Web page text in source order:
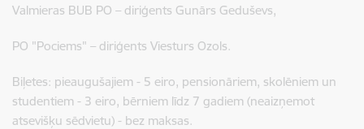
Valmieras BUB PO – diriģents Gunārs Geduševs,
PO "Pociems" – diriģents Viesturs Ozols.
Biļetes: pieaugušajiem - 5 eiro, pensionāriem, skolēniem un
studentiem - 3 eiro, bērniem līdz 7 gadiem (neaizņemot
atsevišķu sēdvietu) - bez maksas.